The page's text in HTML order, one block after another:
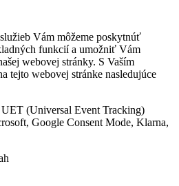
Vám môžeme poskytnúť
funkcií a umožniť Vám
webovej stránky. S Vaším
tejto webovej stránke nasledujúce
(Universal Event Tracking)
Google Consent Mode, Klarna,